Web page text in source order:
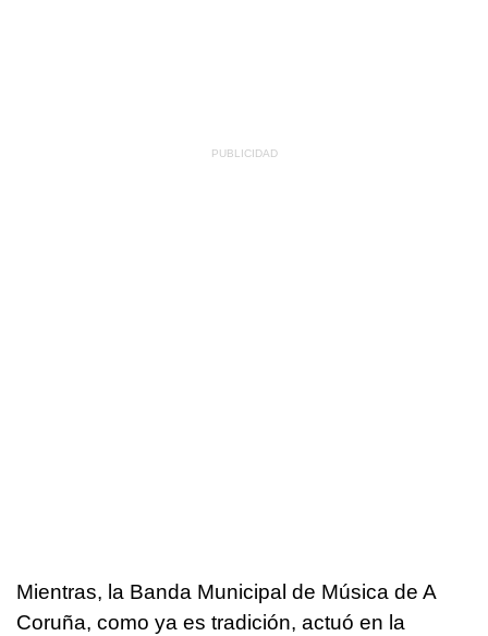
Mientras, la Banda Municipal de Música de A
Coruña, como ya es tradición, actuó en la